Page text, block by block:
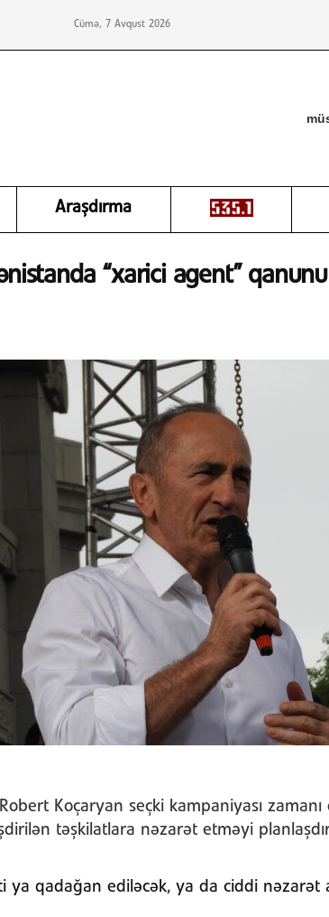
Cümə, 7 Avqust 2026
Araşdırma
“xarici agent”
Koçaryan seçki kampaniyası
təşkilatlara nəzarət etməyi
ya qadağan ediləcək, ya da ciddi nəzarət